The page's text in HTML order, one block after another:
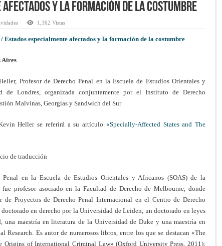
afectados y la formación de la costumbre
1,362 Vistas
Estados especialmente afectados y la formación de la costumbre
Aires
Profesor de Derecho Penal en la Escuela de Estudios Orientales y
de Londres, organizada conjuntamente por el Instituto de Derecho
Malvinas, Georgias y Sandwich del Sur
Heller se referirá a su artículo «Specially-Affected States and The
de traducción
Penal en la Escuela de Estudios Orientales y Africanos (SOAS) de la
profesor asociado en la Facultad de Derecho de Melbourne, donde
de Proyectos de Derecho Penal Internacional en el Centro de Derecho
en derecho por la Universidad de Leiden, un doctorado en leyes
una maestría en literatura de la Universidad de Duke y una maestría en
Research. Es autor de numerosos libros, entre los que se destacan «The
Origins of International Criminal Law» (Oxford University Press, 2011);